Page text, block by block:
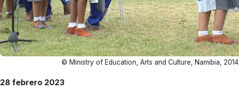
© Ministry of Education, Arts and Culture, Namibia, 2014
28 febrero 2023